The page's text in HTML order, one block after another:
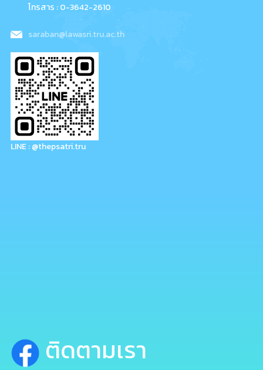
โทรสาร : 0-3642-2610
saraban@lawasri.tru.ac.th
LINE : @thepsatri.tru
ติดตามเรา